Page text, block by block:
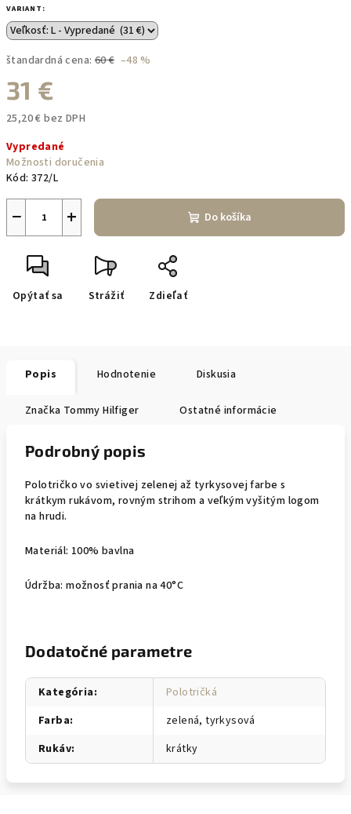
VARIANT:
štandardná cena: 60 € –48 %
31 €
25,20 € bez DPH
cena:
Vypredané
Možnosti doručenia
Kód: 372/L
+
− Do košíka
Opýtať sa Strážiť Zdieľať
Popis Hodnotenie Diskusia
Značka Tommy Hilfiger Ostatné informácie
Podrobný popis
Polotričko vo svietivej zelenej až tyrkysovej farbe s
krátkym rukávom, rovným strihom a veľkým vyšitým logom
na hrudi.
Materiál: 100% bavlna
Údržba: možnosť prania na 40°C
Dodatočné parametre
Kategória:
Polotričká
Farba:
zelená, tyrkysová
Rukáv: krátky